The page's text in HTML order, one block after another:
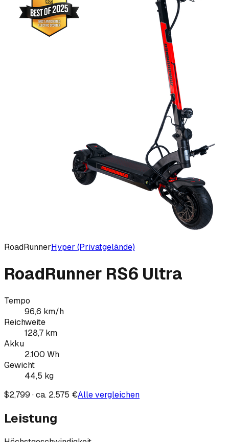
RoadRunnerHyper (Privatgelände)
RoadRunner RS6 Ultra
Tempo
96,6 km/h
Reichweite
128,7 km
Akku
2.100 Wh
Gewicht
44,5 kg
$2,799 · ca. 2.575 €Alle vergleichen
Leistung